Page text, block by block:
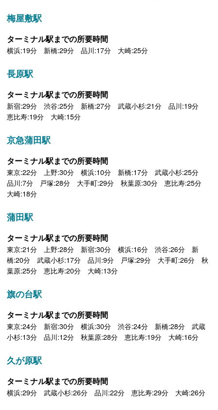
梅屋敷駅
ターミナル駅までの所要時間
横浜:19分 新橋:29分 品川:17分 大崎:25分
長原駅
ターミナル駅までの所要時間
新宿:29分 渋谷:25分 新橋:27分 武蔵小杉:21分 品川:19分
恵比寿:19分 大崎:15分
京急蒲田駅
ターミナル駅までの所要時間
東京:22分 上野:30分 横浜:10分 新橋:17分 武蔵小杉:25分
品川:7分 戸塚:28分 大手町:29分 秋葉原:30分 恵比寿:25分
大崎:18分
蒲田駅
ターミナル駅までの所要時間
東京:21分 上野:28分 新宿:30分 横浜:16分 渋谷:26分 新
橋:20分 武蔵小杉:17分 品川:9分 戸塚:29分 大手町:26分 秋
葉原:25分 恵比寿:20分 大崎:13分
旗の台駅
ターミナル駅までの所要時間
東京:24分 新宿:30分 横浜:30分 渋谷:24分 新橋:28分 武蔵
小杉:13分 品川:12分 秋葉原:28分 恵比寿:19分 大崎:16分
久が原駅
ターミナル駅までの所要時間
横浜:29分 武蔵小杉:26分 品川:22分 恵比寿:29分 大崎:26分